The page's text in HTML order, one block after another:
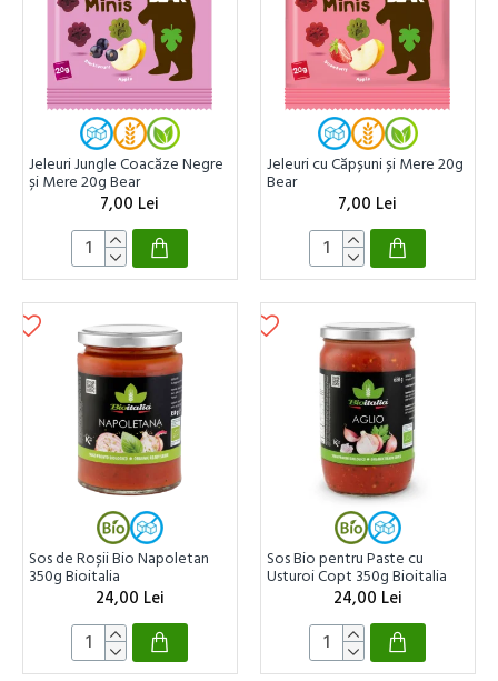
Jeleuri Jungle Coacăze Negre
și Mere 20g Bear
7,00 Lei
Jeleuri cu Căpșuni și Mere 20g
Bear
7,00 Lei
Sos de Roșii Bio Napoletan
350g Bioitalia
24,00 Lei
Sos Bio pentru Paste cu
Usturoi Copt 350g Bioitalia
24,00 Lei